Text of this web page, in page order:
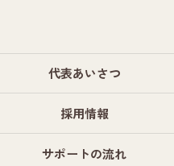
代表あいさつ
採用情報
サポートの流れ